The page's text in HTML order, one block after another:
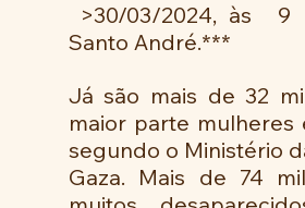
>30/03/2024, às  9
Santo André.***
Já são mais de 32
maior parte mulheres
segundo o Ministério
Gaza. Mais de 74